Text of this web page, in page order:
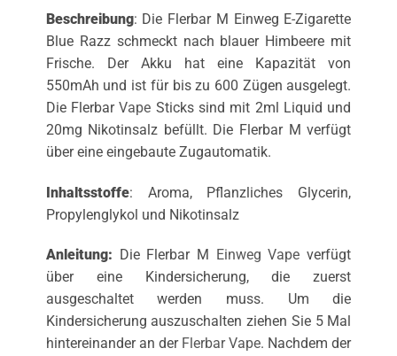
Beschreibung: Die Flerbar M Einweg E-Zigarette
Blue Razz schmeckt nach blauer Himbeere mit
Frische. Der Akku hat eine Kapazität von
550mAh und ist für bis zu 600 Zügen ausgelegt.
Die FlerbarVape Sticks sind mit 2ml Liquid und
20mg Nikotinsalz befüllt. Die Flerbar M verfügt
über eine eingebaute Zugautomatik.
Inhaltsstoffe: Aroma, Pflanzliches Glycerin,
Propylenglykol und Nikotinsalz
Anleitung: Die Flerbar M Einweg Vape verfügt
über eine Kindersicherung, die zuerst
ausgeschaltet werden muss. Um die
Kindersicherung auszuschalten ziehen Sie 5 Mal
hintereinander an der Flerbar Vape. Nachdem der